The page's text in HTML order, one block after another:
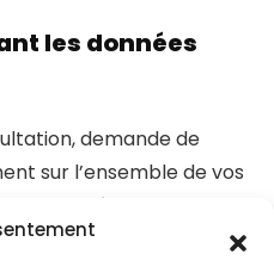
les données
demande de
sur l’ensemble de vos
pouvez également
au traitement de vos